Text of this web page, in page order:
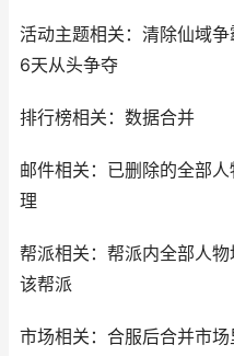
活动主题相关：清除仙域
6天从头争夺
排行榜相关：数据合并
邮件相关：已删除的全部
理
帮派相关：帮派内全部人
该帮派
市场相关：合服后合并市